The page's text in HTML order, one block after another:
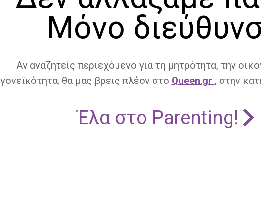
Μόνο
Αν αναζητείς περιεχόμενο για τη μητρότητα, την
γονεϊκότητα, θα μας βρεις πλέον στο Queen.gr , στην
Έλα στο Parenting!